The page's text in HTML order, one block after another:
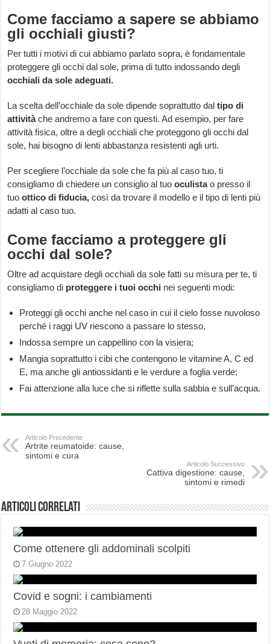
Come facciamo a sapere se abbiamo
gli occhiali giusti?
Per tutti i motivi di cui abbiamo parlato sopra, è fondamentale
proteggere gli occhi dal sole, prima di tutto indossando degli
occhiali da sole adeguati.
La scelta dell’occhiale da sole dipende soprattutto daltipo di
attivitàche andremo a fare con questi. Ad esempio, per fare
attività fisica, oltre a degli occhiali che proteggono gli occhi dal
sole, hai bisogno di lenti abbastanza resistenti agli urti.
Per scegliere l’occhiale da sole che fa più al caso tuo, ti
consigliamo di chiedere un consiglio al tuooculistao presso il
tuoottico di fiducia, così da trovare il modello e il tipo di lenti più
adatti al caso tuo.
Come facciamo a proteggere gli
occhi dal sole?
Oltre ad acquistare degli occhiali da sole fatti su misura per te, ti
consigliamo di proteggere i tuoi occhi nei seguenti modi:
Proteggi gli occhi anche nel caso in cui il cielo fosse nuvoloso
perché i raggi UV riescono a passare lo stesso,
Indossa sempre un cappellino con la visiera;
Mangia soprattutto i cibi che contengono le vitamine A, C ed
E, ma anche gli antiossidanti e le verdure a foglia verde;
Fai attenzione alla luce che si riflette sulla sabbia e sull’acqua.
Articolo Precedente
Artrite reumatoide: cause,
sintomi e cura
Articolo Successivo
Cattiva digestione: cause,
sintomi e rimedi
Articoli correlati
Come ottenere gli addominali scolpiti
7 Giugno 2022
Covid e sogni: i cambiamenti
28 Maggio 2022